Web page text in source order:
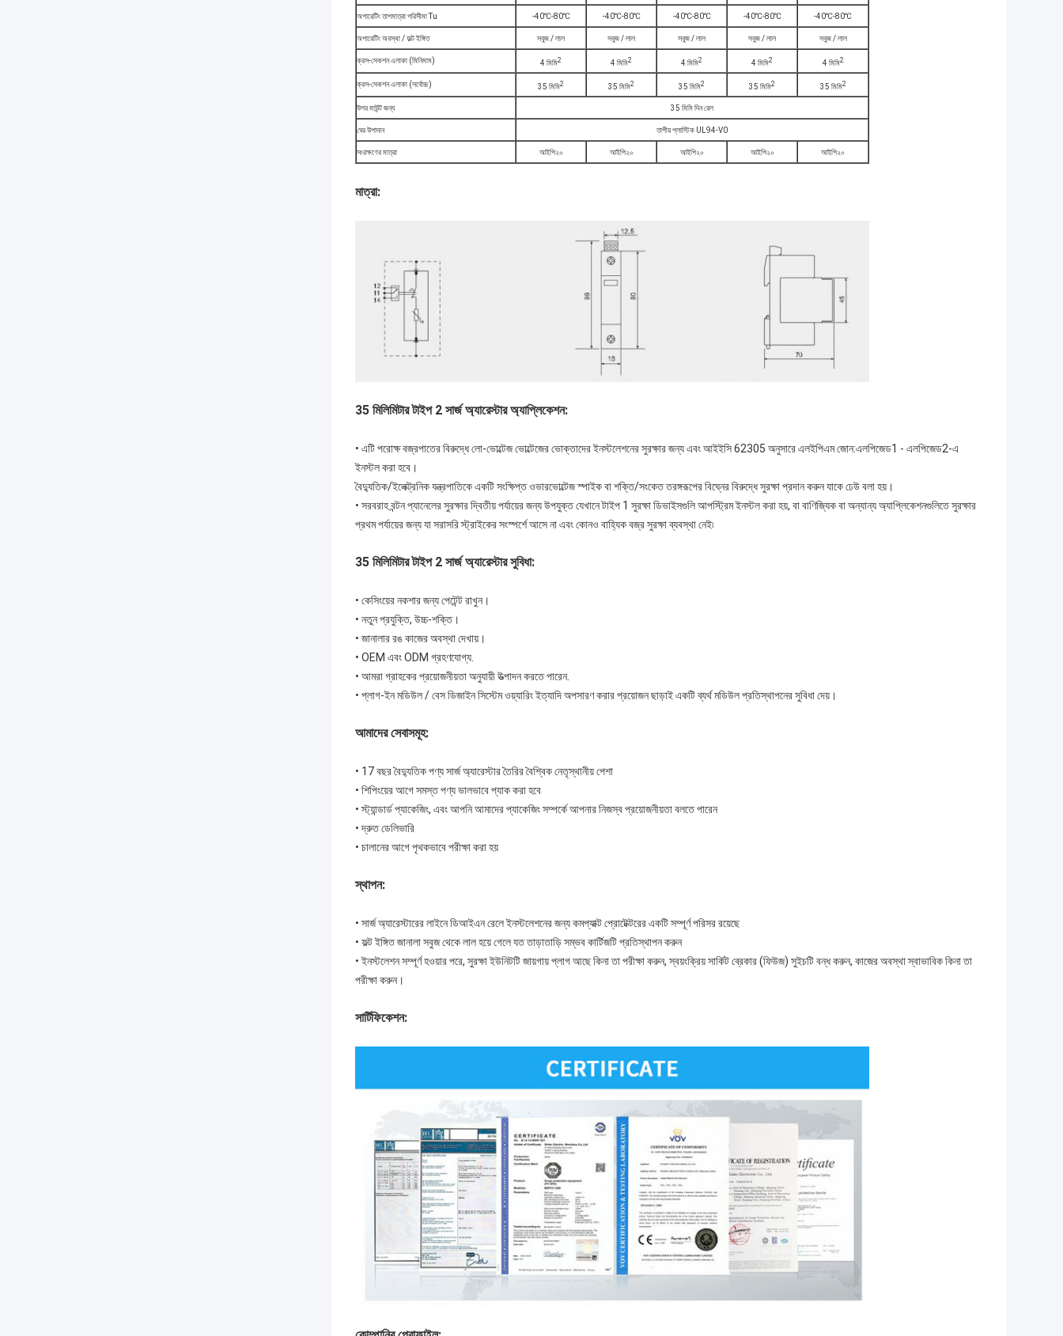
অপারেটিং তাপমাত্রা পরিসীমা Tu -40℃-80℃ -40℃-80℃ -40℃-80℃ -40℃-80℃ -40℃-80℃
অপারেটিং অবস্থা / ফল্ট ইঙ্গিত সবুজ / লাল সবুজ / লাল সবুজ / লাল সবুজ / লাল সবুজ / লাল
ক্রস-সেকশন এলাকা (মিনিমাম) 4 মিমি2 4 মিমি2 4 মিমি2 4 মিমি2 4 মিমি2
ক্রস-সেকশন এলাকা (সর্বোচ্চ) 35 মিমি2 35 মিমি2 35 মিমি2 35 মিমি2 35 মিমি2
উপর মাউন্ট জন্য 35 মিমি দিন রেল
ঘের উপাদান তাপীয় প্লাস্টিক UL94-V0
সংরক্ষণের মাত্রা আইপি২০ আইপি২০ আইপি২০ আইপি২০ আইপি২০
মাত্রা:
35 মিলিমিটার টাইপ 2 সার্জ অ্যারেস্টার অ্যাপ্লিকেশন:
• এটি পরোক্ষ বজ্রপাতের বিরুদ্ধে লো-ভোল্টেজ ভোল্টেজের ভোক্তাদের ইনস্টলেশনের সুরক্ষার জন্য এবং আইইসি 62305 অনুসারে এলইপিএম জোন:এলপিজেড1 - এলপিজেড2-এ
ইনস্টল করা হবে।
বৈদ্যুতিক/ইলেক্ট্রনিক যন্ত্রপাতিকে একটি সংক্ষিপ্ত ওভারভোল্টেজ স্পাইক বা শক্তি/সংকেত তরঙ্গরূপের বিঘ্নের বিরুদ্ধে সুরক্ষা প্রদান করুন যাকে ঢেউ বলা হয়।
• সরবরাহ বন্টন প্যানেলের সুরক্ষার দ্বিতীয় পর্যায়ের জন্য উপযুক্ত যেখানে টাইপ 1 সুরক্ষা ডিভাইসগুলি আপস্ট্রিম ইনস্টল করা হয়, বা বাণিজ্যিক বা অন্যান্য অ্যাপ্লিকেশনগুলিতে সুরক্ষার
প্রথম পর্যায়ের জন্য যা সরাসরি স্ট্রাইকের সংস্পর্শে আসে না এবং কোনও বাহ্যিক বজ্র সুরক্ষা ব্যবস্থা নেই৷
35 মিলিমিটার টাইপ 2 সার্জ অ্যারেস্টার সুবিধা:
• কেসিংয়ের নকশার জন্য পেটেন্ট রাখুন।
• নতুন প্রযুক্তি, উচ্চ-শক্তি।
• জানালার রঙ কাজের অবস্থা দেখায়।
• OEM এবং ODM গ্রহণযোগ্য.
• আমরা গ্রাহকের প্রয়োজনীয়তা অনুযায়ী উত্পাদন করতে পারেন.
• প্লাগ-ইন মডিউল / বেস ডিজাইন সিস্টেম ওয়্যারিং ইত্যাদি অপসারণ করার প্রয়োজন ছাড়াই একটি ব্যর্থ মডিউল প্রতিস্থাপনের সুবিধা দেয়।
আমাদের সেবাসমূহ:
• 17 বছর বৈদ্যুতিক পণ্য সার্জ অ্যারেস্টার তৈরির বৈশ্বিক নেতৃস্থানীয় পেশা
• শিপিংয়ের আগে সমস্ত পণ্য ভালভাবে প্যাক করা হবে
• স্ট্যান্ডার্ড প্যাকেজিং, এবং আপনি আমাদের প্যাকেজিং সম্পর্কে আপনার নিজস্ব প্রয়োজনীয়তা বলতে পারেন
• দ্রুত ডেলিভারি
• চালানের আগে পৃথকভাবে পরীক্ষা করা হয়
স্থাপন:
• সার্জ অ্যারেস্টারের লাইনে ডিআইএন রেলে ইনস্টলেশনের জন্য কমপ্যাক্ট প্রোটেক্টরের একটি সম্পূর্ণ পরিসর রয়েছে
• ফল্ট ইঙ্গিত জানালা সবুজ থেকে লাল হয়ে গেলে যত তাড়াতাড়ি সম্ভব কার্টিজটি প্রতিস্থাপন করুন
• ইনস্টলেশন সম্পূর্ণ হওয়ার পরে, সুরক্ষা ইউনিটটি জায়গায় প্লাগ আছে কিনা তা পরীক্ষা করুন, স্বয়ংক্রিয় সার্কিট ব্রেকার (ফিউজ) সুইচটি বন্ধ করুন, কাজের অবস্থা স্বাভাবিক কিনা তা
পরীক্ষা করুন।
সার্টিফিকেশন: